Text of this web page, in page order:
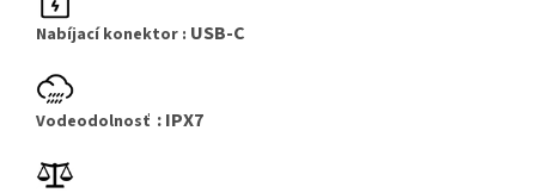
Nabíjací konektor : USB-C
Vodeodolnosť : IPX7